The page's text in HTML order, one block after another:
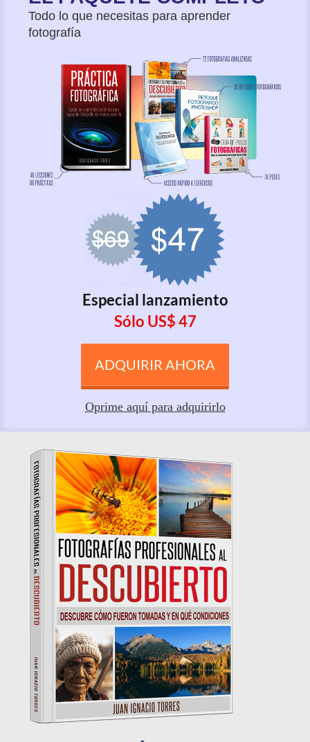
Todo lo que necesitas para aprender
fotografía
E special lanzamien to
Sólo U S $ 47
ADQUIRIR AHORA
Oprime aquí para adquirirlo